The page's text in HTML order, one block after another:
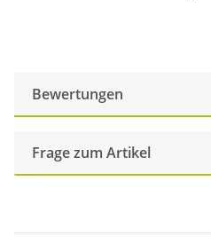
Bewertungen
Frage zum Artikel